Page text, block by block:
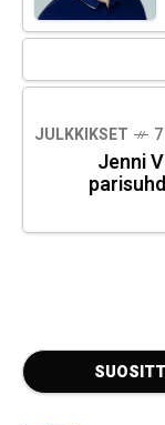
JULKKIKSET
Jenni